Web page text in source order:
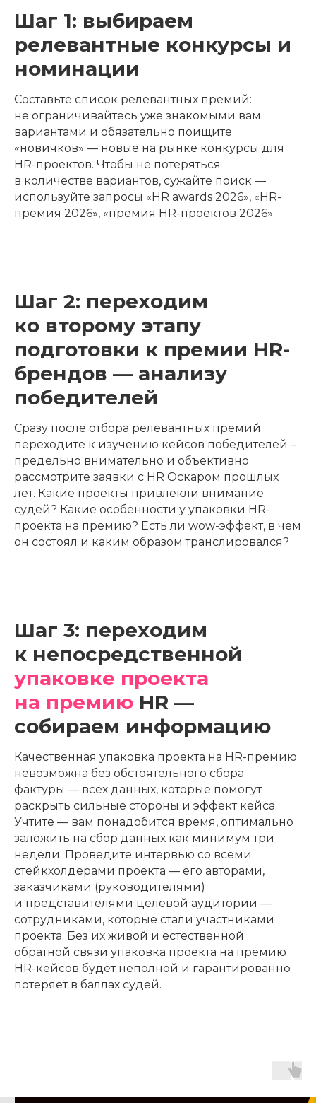
Шаг 1: выбираем
релевантные конкурсы и
номинации
Составьте список релевантных премий:
не ограничивайтесь уже знакомыми вам
вариантами и обязательно поищите
«новичков» — новые на рынке конкурсы для
HR-проектов. Чтобы не потеряться
в количестве вариантов, сужайте поиск —
используйте запросы «HR awards 2026», «HR-
премия 2026», «премия HR-проектов 2026».
Шаг 2: переходим
ко второму этапу
подготовки к премии HR-
брендов — анализу
победителей
Сразу после отбора релевантных премий
переходите к изучению кейсов победителей –
предельно внимательно и объективно
рассмотрите заявки с HR Оскаром прошлых
лет. Какие проекты привлекли внимание
судей? Какие особенности у упаковки HR-
проекта на премию? Есть ли wow-эффект, в чем
он состоял и каким образом транслировался?
Шаг 3: переходим
к непосредственной
упаковке проекта
на премию HR —
собираем информацию
Качественная упаковка проекта на HR-премию
невозможна без обстоятельного сбора
фактуры — всех данных, которые помогут
раскрыть сильные стороны и эффект кейса.
Учтите — вам понадобится время, оптимально
заложить на сбор данных как минимум три
недели. Проведите интервью со всеми
стейкхолдерами проекта — его авторами,
заказчиками (руководителями)
и представителями целевой аудитории —
сотрудниками, которые стали участниками
проекта. Без их живой и естественной
обратной связи упаковка проекта на премию
HR-кейсов будет неполной и гарантированно
потеряет в баллах судей.